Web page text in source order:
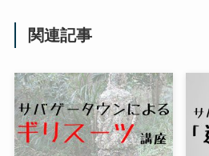
関連記事